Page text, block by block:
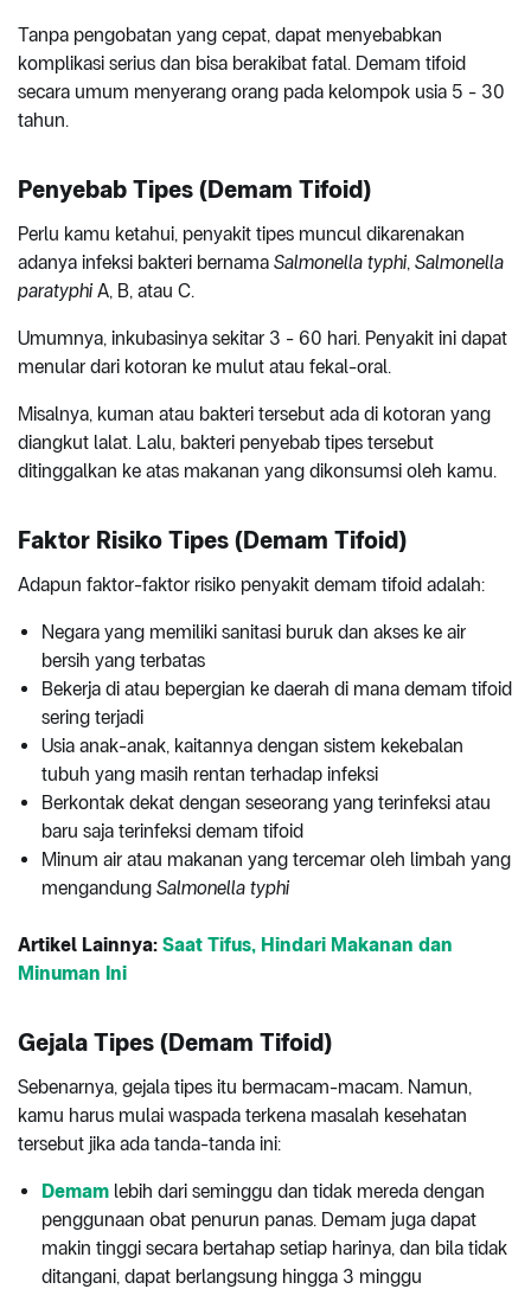
Tanpa pengobatan yang cepat, dapat menyebabkan
komplikasi serius dan bisa berakibat fatal. Demam tifoid
secara umum menyerang orang pada kelompok usia 5 - 30
tahun.
Penyebab Tipes (Demam Tifoid)
Perlu kamu ketahui, penyakit tipes muncul dikarenakan
adanya infeksi bakteri bernama Salmonella typhi, Salmonella
paratyphi A, B, atau C.
Umumnya, inkubasinya sekitar 3 - 60 hari. Penyakit ini dapat
menular dari kotoran ke mulut atau fekal-oral.
Misalnya, kuman atau bakteri tersebut ada di kotoran yang
diangkut lalat. Lalu, bakteri penyebab tipes tersebut
ditinggalkan ke atas makanan yang dikonsumsi oleh kamu.
Faktor Risiko Tipes (Demam Tifoid)
Adapun faktor-faktor risiko penyakit demam tifoid adalah:
Negara yang memiliki sanitasi buruk dan akses ke air
bersih yang terbatas
Bekerja di atau bepergian ke daerah di mana demam tifoid
sering terjadi
Usia anak-anak, kaitannya dengan sistem kekebalan
tubuh yang masih rentan terhadap infeksi
Berkontak dekat dengan seseorang yang terinfeksi atau
baru saja terinfeksi demam tifoid
Minum air atau makanan yang tercemar oleh limbah yang
mengandung Salmonella typhi
Artikel Lainnya: Saat Tifus, Hindari Makanan dan
Minuman Ini
Gejala Tipes (Demam Tifoid)
Sebenarnya, gejala tipes itu bermacam-macam. Namun,
kamu harus mulai waspada terkena masalah kesehatan
tersebut jika ada tanda-tanda ini:
Demam lebih dari seminggu dan tidak mereda dengan
penggunaan obat penurun panas. Demam juga dapat
makin tinggi secara bertahap setiap harinya, dan bila tidak
ditangani, dapat berlangsung hingga 3 minggu